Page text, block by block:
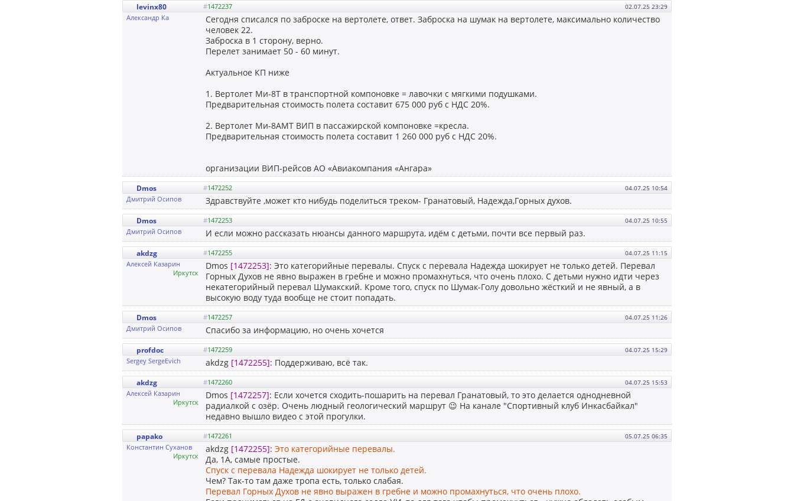
02.07.25 23:29
levinx80 #1472237
Александр Ка
Сегодня списался по заброске на вертолете, ответ. Заброска на шумак на вертолете, максимально количество
человек 22.
Заброска в 1 сторону, верно.
Перелет занимает 50 - 60 минут.
Актуальное КП ниже
1. Вертолет Ми-8Т в транспортной компоновке = лавочки с мягкими подушками.
Предварительная стоимость полета составит 675 000 руб с НДС 20%.
2. Вертолет Ми-8АМТ ВИП в пассажирской компоновке =кресла.
Предварительная стоимость полета составит 1 260 000 руб с НДС 20%.
организации ВИП-рейсов АО «Авиакомпания «Ангара»
04.07.25 10:54
Dmos #1472252
Дмитрий Осипов
Здравствуйте ,может кто нибудь поделиться треком- Гранатовый, Надежда,Горных духов.
04.07.25 10:55
Dmos #1472253
Дмитрий Осипов
И если можно рассказать нюансы данного маршрута, идём с детьми, почти все первый раз.
04.07.25 11:15
akdzg #1472255
Алексей Казарин
Иркутск
Dmos [1472253]: Это категорийные перевалы. Спуск с перевала Надежда шокирует не только детей. Перевал
Горных Духов не явно выражен в гребне и можно промахнуться, что очень плохо. С детьми нужно идти через
некатегорийный перевал Шумакский. Кроме того, спуск по Шумак-Голу довольно жёсткий и не явный, а в
высокую воду туда вообще не стоит попадать.
04.07.25 11:26
Dmos #1472257
Дмитрий Осипов
Спасибо за информацию, но очень хочется
04.07.25 15:29
profdoc #1472259
Sergey SergeEvich
akdzg [1472255]: Поддерживаю, всё так.
04.07.25 15:53
akdzg #1472260
Алексей Казарин
Иркутск
Dmos [1472257]: Если хочется сходить-пошарить на перевал Гранатовый, то это делается однодневной
радиалкой с озёр. Очень людный геологический маршрут 😉 На канале "Спортивный клуб Инкасбайкал"
недавно вышло видео с этой прогулки.
05.07.25 06:35
papako #1472261
Константин Суханов
Иркутск
akdzg [1472255]: Это категорийные перевалы.
Да, 1А, самые простые.
Спуск с перевала Надежда шокирует не только детей.
Чем? Так-то там даже тропа есть, только слабая.
Перевал Горных Духов не явно выражен в гребне и можно промахнуться, что очень плохо.